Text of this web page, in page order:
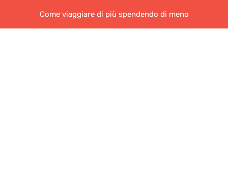
Come viaggiare di più spendendo di meno